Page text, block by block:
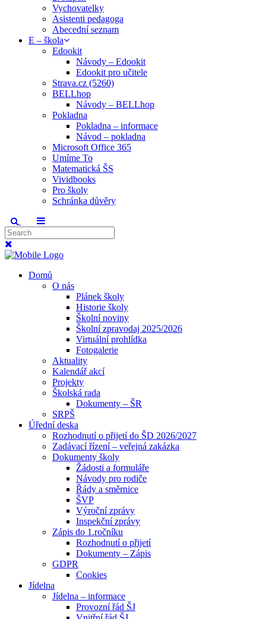
Vychovatelky
Asistenti pedagoga
Abecední seznam
E – škola
Edookit
Návody – Edookit
Edookit pro učitele
Strava.cz (5260)
BELLhop
Návody – BELLhop
Pokladna
Pokladna – informace
Návod – pokladna
Microsoft Office 365
Umíme To
Matematická ŠS
Vividbooks
Pro školy
Schránka důvěry
Domů
O nás
Plánek školy
Historie školy
Školní noviny
Školní zpravodaj 2025/2026
Virtuální prohlídka
Fotogalerie
Aktuality
Kalendář akcí
Projekty
Školská rada
Dokumenty – ŠR
SRPŠ
Úřední deska
Rozhodnutí o přijetí do ŠD 2026/2027
Zadávací řízení – veřejná zakázka
Dokumenty školy
Žádosti a formuláře
Návody pro rodiče
Řády a směrnice
ŠVP
Výroční zprávy
Inspekční zprávy
Zápis do 1.ročníku
Rozhodnutí o přijetí
Dokumenty – Zápis
GDPR
Cookies
Jídelna
Jídelna – informace
Provozní řád ŠJ